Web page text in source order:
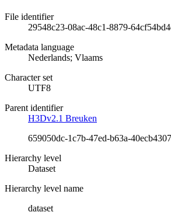
File identifier
29548c23-08ac-48c1-8879-
Metadata language
Nederlands; Vlaams
Character set
UTF8
Parent identifier
H3Dv2.1 Breuken
659050dc-1c7b-47ed-b63a-
Hierarchy level
Dataset
Hierarchy level name
dataset